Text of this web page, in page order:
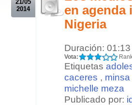
21/05
2014
en agenda
Nigeria
Duración:
Vota:
Etiquetas
caceres , minsa
michelle meza
Publicado por: